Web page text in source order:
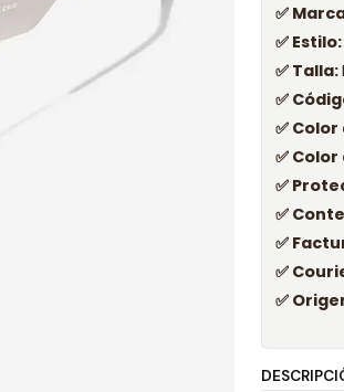
✅
✅ Estilo:
✅ Talla:
✅
✅
✅
✅
✅
✅
✅
✅